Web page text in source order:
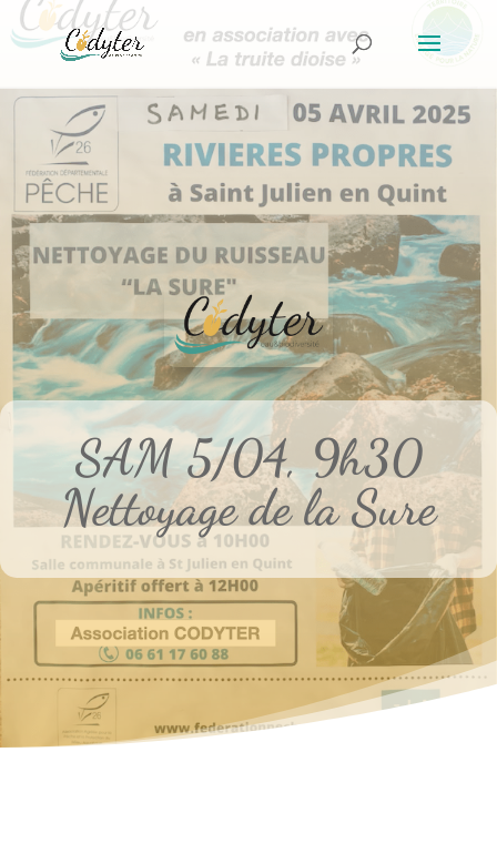
SAM 5/04, 9h30
Nettoyage de la Sure